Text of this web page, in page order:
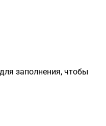
заполнения, чтобы